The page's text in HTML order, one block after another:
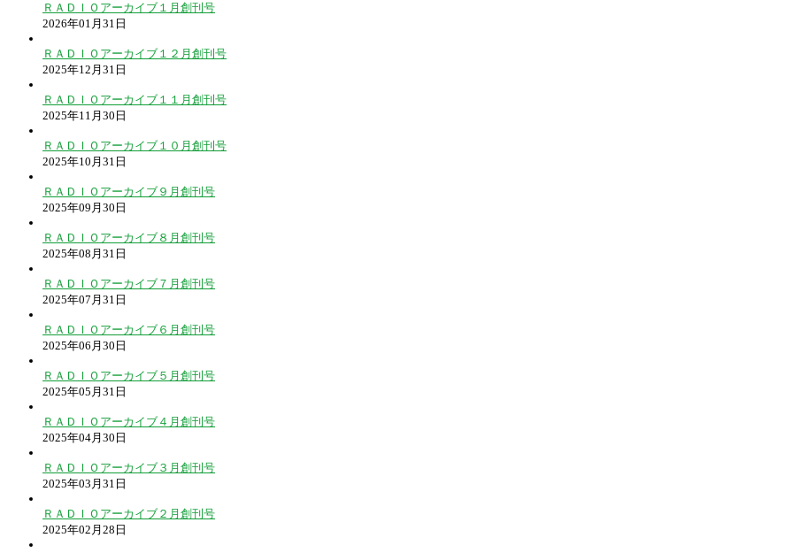
ＲＡＤＩＯアーカイブ１月創刊号
2026年01月31日
ＲＡＤＩＯアーカイブ１２月創刊号
2025年12月31日
ＲＡＤＩＯアーカイブ１１月創刊号
2025年11月30日
ＲＡＤＩＯアーカイブ１０月創刊号
2025年10月31日
ＲＡＤＩＯアーカイブ９月創刊号
2025年09月30日
ＲＡＤＩＯアーカイブ８月創刊号
2025年08月31日
ＲＡＤＩＯアーカイブ７月創刊号
2025年07月31日
ＲＡＤＩＯアーカイブ６月創刊号
2025年06月30日
ＲＡＤＩＯアーカイブ５月創刊号
2025年05月31日
ＲＡＤＩＯアーカイブ４月創刊号
2025年04月30日
ＲＡＤＩＯアーカイブ３月創刊号
2025年03月31日
ＲＡＤＩＯアーカイブ２月創刊号
2025年02月28日